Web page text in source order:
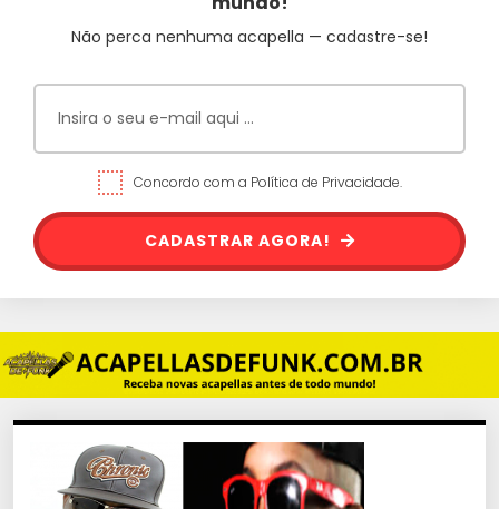
Não perca nenhuma acapella — cadastre-se!
Concordo com a Política de Privacidade.
CADASTRAR AGORA!